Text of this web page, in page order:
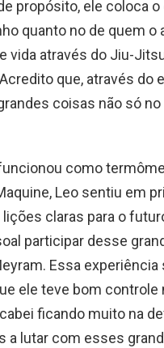
propósito, ele coloca
quanto no de quem o
vida através do Jiu-
que, através do
coisas não só
como
Leo sentiu em
claras para o
participar desse
Essa experiência
ele teve bom controle
ficando muito na
a lutar com esses